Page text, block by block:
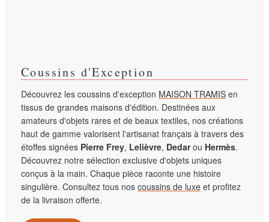
Coussins d'Exception
Découvrez les coussins d'exception MAISON TRAMIS en
tissus de grandes maisons d'édition. Destinées aux
amateurs d'objets rares et de beaux textiles, nos créations
haut de gamme valorisent l'artisanat français à travers des
étoffes signées Pierre Frey, Lelièvre, Dedarou Hermès.
Découvrez notre sélection exclusive d'objets uniques
conçus à la main. Chaque pièce raconte une histoire
singulière. Consultez tous nos coussins de luxe et profitez
de la livraison offerte.